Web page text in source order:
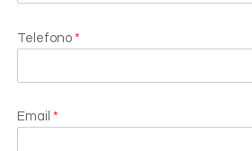
Telefono *
Email *